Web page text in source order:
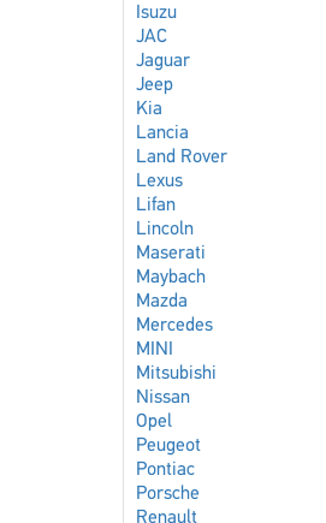
Isuzu
JAC
Jaguar
Jeep
Kia
Lancia
Land Rover
Lexus
Lifan
Lincoln
Maserati
Maybach
Mazda
Mercedes
MINI
Mitsubishi
Nissan
Opel
Peugeot
Pontiac
Porsche
Renault